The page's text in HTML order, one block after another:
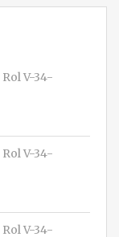
V-34-
V-34-
V-34-